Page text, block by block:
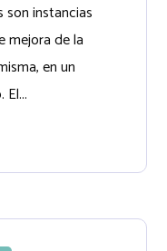
son instancias
mejora de la
en un